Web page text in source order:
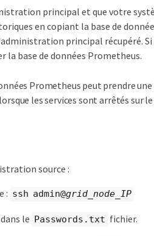
principal et que votre
en copiant la base de
principal récupéré.
la base de données Prometheus.
Prometheus peut prendre
les services sont arrêtés sur
source :
: ssh admin@grid_node_IP
le Passwords.txt fichier.